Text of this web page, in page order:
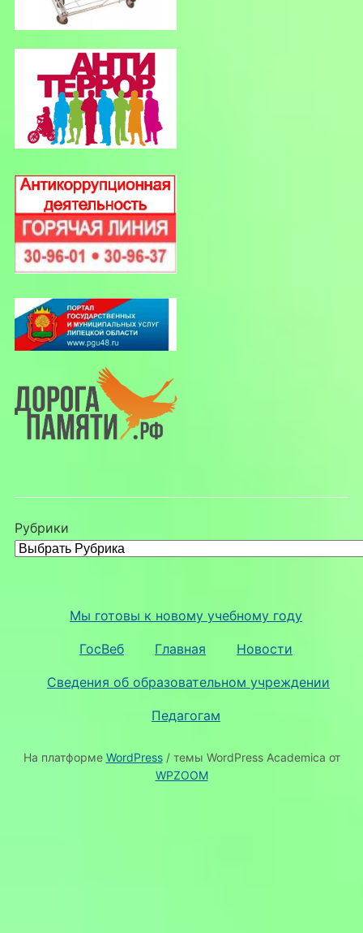
Рубрики
Мы готовы к новому учебному году
ГосВеб Главная Новости
Сведения об образовательном учреждении
Педагогам
На платформе WordPress/ темы WordPress Academica от
WPZOOM